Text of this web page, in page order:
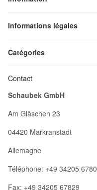
Informations légales
Catégories
Contact
Schaubek GmbH
Am Gläschen 23
04420 Markranstädt
Allemagne
Téléphone: +49 34205 6780
Fax: +49 34205 67829